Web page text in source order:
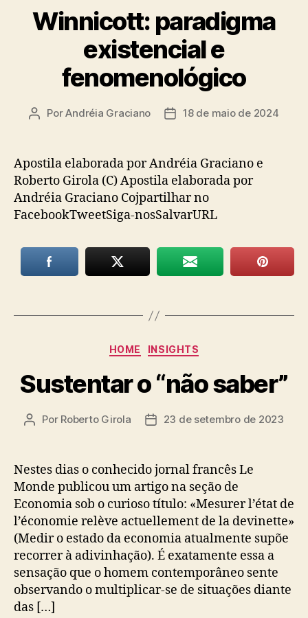
Winnicott: paradigma
existencial e
fenomenológico
Autor
PorAndréia Graciano
Data18 de maio de 2024
Apostila elaborada por Andréia Graciano e
Roberto Girola (C) Apostila elaborada por
Andréia Graciano Cojpartilhar no
FacebookTweetSiga-nosSalvarURL
Categorias
HOME INSIGHTS
Sustentar o “não saber”
Autor
Por Roberto Girola
Data23 de setembro de 2023
Nestes dias o conhecido jornal francês Le
Monde publicou um artigo na seção de
Economia sob o curioso título: «Mesurer l’état de
l’économie relève actuellement de la devinette»
(Medir o estado da economia atualmente supõe
recorrer à adivinhação). É exatamente essa a
sensação que o homem contemporâneo sente
observando o multiplicar-se de situações diante
das […]